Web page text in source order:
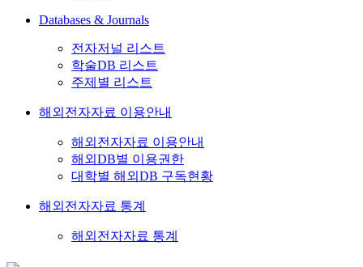
Databases & Journals
전자저널 리스트
학술DB 리스트
주제별 리스트
해외전자자료 이용안내
해외전자자료 이용안내
해외DB별 이용권한
대학별 해외DB 구독현황
해외전자자료 통계
해외전자자료 통계